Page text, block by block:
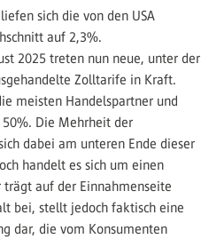
sich die von den USA
auf 2,3%.
2025 treten nun neue, unter der
Zolltarife in Kraft.
meisten Handelspartner und
Die Mehrheit der
dabei am unteren Ende dieser
handelt es sich um einen
trägt auf der Einnahmenseite
bei, stellt jedoch faktisch eine
dar, die vom Konsumenten